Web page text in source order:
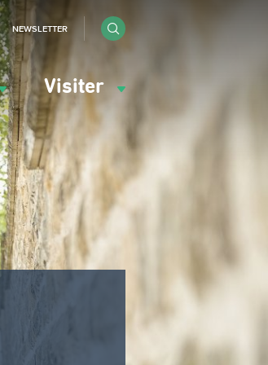
Visiter
NEWSLETTER